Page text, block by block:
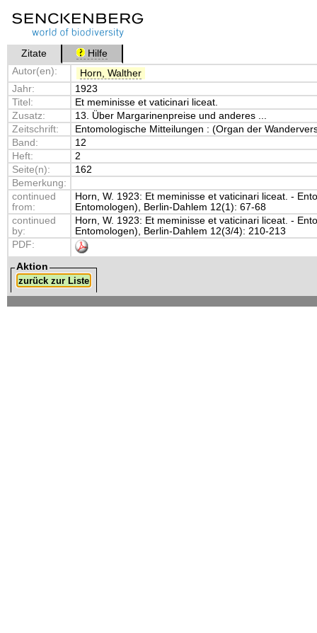
Zitate
Hilfe
Autor(en):
Horn, Walther
Jahr:
1923
Titel:
Et meminisse et vaticinari liceat.
Zusatz:
13. Über Margarinenpreise und anderes ...
Zeitschrift:
Entomologische Mitteilungen : (Organ der
Band:
12
Heft:
2
Seite(n):
162
Bemerkung:
continued
from:
Horn, W. 1923: Et meminisse et vaticinari liceat. -
Entomologen), Berlin-Dahlem 12(1): 67-68
continued
by:
Horn, W. 1923: Et meminisse et vaticinari liceat. -
Entomologen), Berlin-Dahlem 12(3/4): 210-213
PDF:
Aktion